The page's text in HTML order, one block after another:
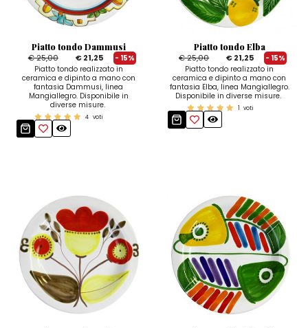
Piatto tondo Dammusi
€ 25,00
€ 21,25
- 15%
Piatto tondo realizzato in
ceramica e dipinto a mano con
fantasia Dammusi, linea
Mangiallegro. Disponibile in
diverse misure.
4 voti
Piatto tondo Elba
€ 25,00
€ 21,25
- 15%
Piatto tondo realizzato in
ceramica e dipinto a mano con
fantasia Elba, linea Mangiallegro.
Disponibile in diverse misure.
1 voti